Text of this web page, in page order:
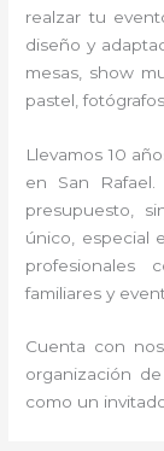
realzar tu
diseño y
mesas, show
pastel,
Llevamos 10
en San
presupuesto,
único, especial
profesionales
familiares y
Cuenta con
organización
como un